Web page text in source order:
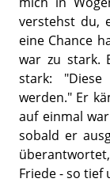
verstehst du,
eine Chance
war zu stark.
stark:
werden." Er
auf einmal
sobald er
Friede - so tief